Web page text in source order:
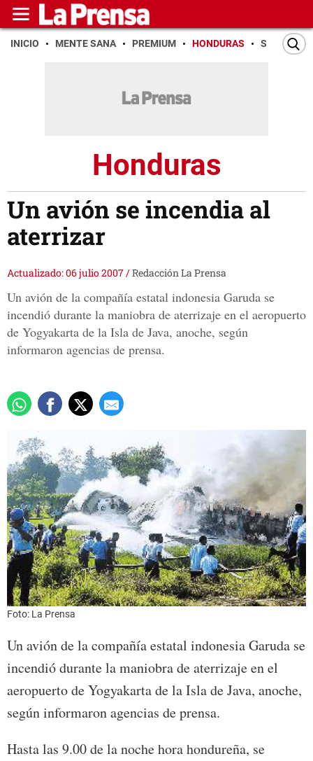
INICIO MENTE SANA PREMIUM HONDURAS SAN PEDRO
Honduras
Un avión se incendia al
aterrizar
Actualizado: 06 julio 2007/Redacción La Prensa
Un avión de la compañía estatal indonesia Garuda se
incendió durante la maniobra de aterrizaje en el aeropuerto
de Yogyakarta de la Isla de Java, anoche, según
informaron agencias de prensa.
Foto: La Prensa
Un avión de la compañía estatal indonesia Garuda se
incendió durante la maniobra de aterrizaje en el
aeropuerto de Yogyakarta de la Isla de Java, anoche,
según informaron agencias de prensa.
Hasta las 9.00 de la noche hora hondureña, se